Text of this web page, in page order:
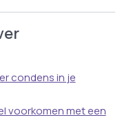
condens in je
voorkomen met een